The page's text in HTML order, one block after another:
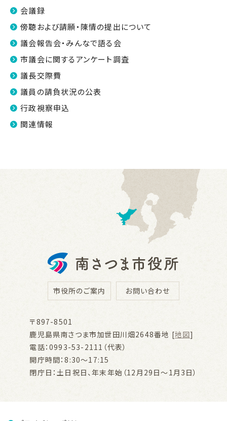
会議録
傍聴および請願・陳情の提出について
議会報告会・みんなで語る会
市議会に関するアンケート調査
議長交際費
議員の請負状況の公表
行政視察申込
関連情報
市役所のご案内 お問い合わせ
〒897-8501
鹿児島県南さつま市加世田川畑2648番地 [地図]
電話：0993-53-2111（代表）
開庁時間：8:30～17:15
閉庁日：土日祝日、年末年始（12月29日～1月3日）